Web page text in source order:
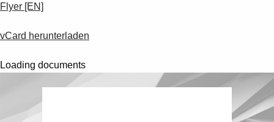
Suggestions
See more products
Shopping list preview
Flyer [EN]
vCard herunterladen
Loading documents